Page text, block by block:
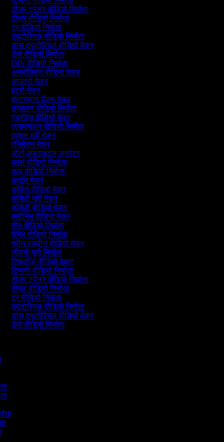
टीज़र ट्रेलर वीडियो निर्माता
टीज़र वीडियो निर्माता
टूर वीडियो निर्माता
ट्यूटोरियल वीडियो निर्माता
डांस ट्यूटोरियल वीडियो मेकर
डेमो वीडियो निर्माता
DIY वीडियो निर्माता
अनबॉक्सिंग वीडियो मेकर
आउट्रो मेकर
इंट्रो मेकर
इंस्टाग्राम रील्स मेकर
उच्चारण वीडियो निर्माता
एंड्रॉइड वीडियो मेकर
एएसएमआर वीडियो निर्माता
एक्शन मूवी मेकर
एनिमेशन मेकर
ऑटो-सबटाइटल जनरेटर
कला वीडियो निर्माता
कार वीडियो निर्माता
कार्टून मेकर
कुकिंग वीडियो मेकर
कॉमेडी मूवी मेकर
कॉमेडी वीडियो मेकर
क्लीनिंग वीडियो मेकर
गीत वीडियो निर्माता
गेमिंग वीडियो निर्माता
ग्रीन स्क्रीन वीडियो मेकर
जीवनी मूवी निर्माता
टिकटॉक वीडियो मेकर
टिप्पणी वीडियो निर्माता
टीज़र ट्रेलर वीडियो निर्माता
टीज़र वीडियो निर्माता
टूर वीडियो निर्माता
ट्यूटोरियल वीडियो निर्माता
डांस ट्यूटोरियल वीडियो मेकर
डेमो वीडियो निर्माता